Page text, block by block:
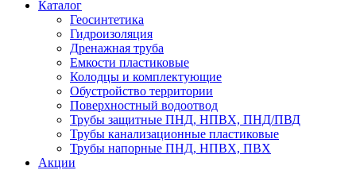
Каталог
Геосинтетика
Гидроизоляция
Дренажная труба
Емкости пластиковые
Колодцы и комплектующие
Обустройство территории
Поверхностный водоотвод
Трубы защитные ПНД, НПВХ, ПНД/ПВД
Трубы канализационные пластиковые
Трубы напорные ПНД, НПВХ, ПВХ
Акции